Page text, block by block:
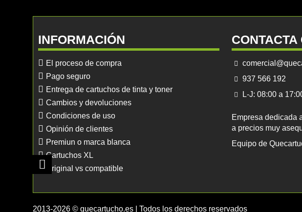
INFORMACIÓN
El proceso de compra
Pago seguro
Entrega de cartuchos de tinta y toner
Cambios y devoluciones
Condiciones de uso
Opinión de clientes
Premiun o marca blanca
Cartuchos XL
Original vs compatible
CONTACTA
937 566 192
L-J: 08:00 a
Empresa dedicada
a precios muy
Equipo de
2013-2026 © quecartucho.es | Todos los derechos reservados